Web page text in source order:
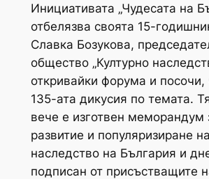
Инициативата „Чудесата на
отбелязва своята 15-
Славка Бозукова,
общество „Културно
откривайки форума и посочи,
135-ата дикусия по темата.
вече е изготвен меморандум
развитие и популяризиране
наследство на България и
подписан от присъстващите